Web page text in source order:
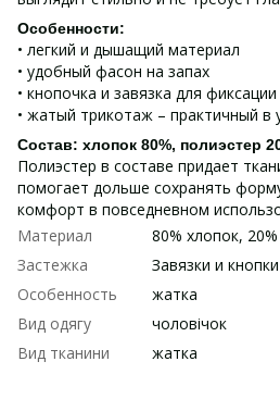
Особенности:
• легкий и дышащий материал
• удобный фасон на запах
• кнопочка и завязка для фиксации
• жатый трикотаж – практичный в
Состав: хлопок 80%, полиэстер
Полиэстер в составе придает
помогает дольше сохранять
комфорт в повседневном
Материал
80% хлопок,
Застежка
Завязки и кнопки
Особенность
жатка
Вид одягу
чоловічок
Вид тканини
жатка